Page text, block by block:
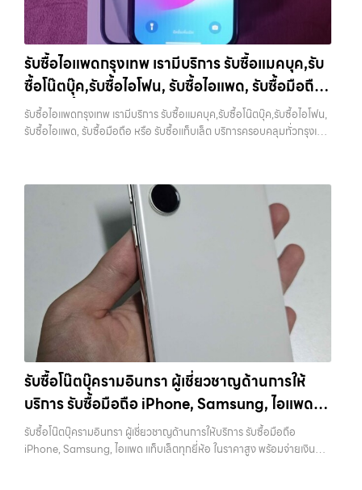
บางแค, วัชรพล, รามอินทรา, บางนา, บางพลี, เกษตรนวมินทร์, เสนานิคม,
วังหิน อย่างเต็มที่ ไม่ว่าคุณจะค้นหาคำว่า “รับซื้อมือถือใกล้ฉัน”, “รับซื้อ
โทรศัพท์มือสองกรุงเทพ”, “ขาย iPad ได้ราคา”, “รับซื้อแท็บเล็ต กรุงเทพ
ถึงที่”, หรือ “รับซื้อ Samsung มือสอง ราคาสูง” — ที่นี่คือคำตอบ เพราะ
บริการของเรามุ่งตรงให้คุณได้รับราคาและความสะดวกสบายที่เหนือกว่า
เลือกเราแล้วคุณจะได้บริการที่คุณไว้วางใจ พร้อมทีมงานที่พร้อมอำนวย
ความสะดวก นัดรับถึงที่ ตรวจสภาพอย่างมืออาชีพ และจ่ายเงินทันที
ทั้งหมดนี้เพื่อให้การขายอุปกรณ์ของคุณเป็นเรื่องง่ายขึ้น ดีกว่า รวดเร็วกว่า
ทันที โดยเน้นบริการในพื้นที่ ลาดพร้าว, รัชดา, บางรัก, แจ้งวัฒนะ, บางแค,
วัชรพล, รามอินทรา, รวมถึง บางนา, บางพลี, เกษตรนวมินทร์, เสนานิคม,
วังหินไม่ว่าคุณจะต้องการ รับซื้อโทรศัพท์, รับซื้อแมคบุค, รับซื้อโน๊ตบุ๊ค, รับ
ซื้อแท็บเล็ต, หรือบริการอื่นๆ เกี่ยวกับสินค้าไอที กรุงเทพฯ – เราพร้อมให้
บริการครบวงจร บริการของเรา เราให้บริการแบบครบวงจรสำหรับลูกค้าที่
ต้องการขายอุปกรณ์ไอที ไม่ว่าจะเป็น:…
ครอบคลุมพื้นที่ ลาดพร้าว, รัชดา, บางรัก, แจ้งวัฒนะ, บางแค, วัชรพล,
รามอินทรา และเขตกรุงเทพฯ ใกล้ “ใกล้ ฉัน” ที่สุด ในยุคที่สมาร์ทโฟน
แท็บเล็ต และอุปกรณ์ไอทีใหม่ๆ เปลี่ยนรุ่นกันแทบทุกช่วงเวลา อุปกรณ์ที่คุณ
ใช้แล้วอาจกลายเป็นของที่ไม่ได้ใช้งานอยู่เฉยๆ เว็บไซต์ของเราจึงเกิดขึ้นเพื่อ
เป็นทางเลือกให้คุณสามารถเปลี่ยนอุปกรณ์ที่ไม่ใช้แล้วให้กลายเป็นเงินสดได้
ทันที ด้วยบริการ รับซื้อไอโฟน, รับซื้อไอแพด, รับซื้อมือถือ, รับซื้อโทรศัพท์,
รับซื้อโน๊ตบุ๊ค, รับซื้อแท็บเล็ต, รับซื้อสินค้าไอทีกรุงเทพมหานคร อย่างครบ
วงจร ไม่ว่าคุณจะอยู่โซนเมืองหรือเขตชานเมือง เรามีทีมงานพร้อมให้บริการ
ทรัพย์สินที่มีมูลค่า คุณอาจต้องการเปลี่ยนรุ่น หรือต้องการเงินด่วน เราจึง
มอบบริการประเมินสภาพเครื่อง ฟรี ปราบปรามความยุ่งยากทั้งหลาย โดย
เน้น โปร่งใส มั่นใจได้ และจ่ายเงินทันทีเมื่อตกลงซื้อขายสำเร็จ บริการของเรา
ครอบคลุมทั้ง iPhone สายใหม่-เก่า, Samsung ทุกรุ่น, iPad และแท็บเล็ต
ทุกแบรนด์ เรารับถึงแม้จะอยู่ในสภาพใช้งานแล้ว ตกแต่งแล้ว หรือมีรอยบ้าง
เพราะมูลค่าของเครื่องไม่ได้ขึ้นอยู่แค่ยี่ห้อ แต่ขึ้นอยู่กับสภาพจริง ความครบ
ชุด และความสะดวกในการขายของคุณ เราจึงตั้งใจให้บริการในเขต
ลาดพร้าว, รัชดา, บางรัก, แจ้งวัฒนะ, บางแค, วัชรพล, รามอินทรา, บางนา,
บางพลี, เกษตรนวมินทร์, เสนานิคม, วังหิน อย่างเต็มที่ ไม่ว่าคุณจะค้นหาคำ
ว่า “รับซื้อมือถือใกล้ฉัน”, “รับซื้อโทรศัพท์มือสองกรุงเทพ”, “ขาย iPad ได้
ราคา”, “รับซื้อแท็บเล็ต กรุงเทพถึงที่”, หรือ “รับซื้อ Samsung มือสอง
ราคาสูง” — ที่นี่คือคำตอบ เพราะบริการของเรามุ่งตรงให้คุณได้รับราคาและ
ความสะดวกสบายที่เหนือกว่า เลือกเราแล้วคุณจะได้บริการที่คุณไว้วางใจ
พร้อมทีมงานที่พร้อมอำนวยความสะดวก นัดรับถึงที่ ตรวจสภาพอย่างมือ
อาชีพ และจ่ายเงินทันที ทั้งหมดนี้เพื่อให้การขายอุปกรณ์ของคุณเป็นเรื่อง
ง่ายขึ้น ดีกว่า รวดเร็วกว่า และคุ้มค่ากว่า ทำไมต้องเลือกเรา ผู้เชี่ยวชาญด้าน
การให้บริการ รับซื้อมือถือ iPhone, Samsung, ไอแพด แท็บเล็ตทุกยี่ห้อ ใน
รับซื้อไอแพดกรุงเทพ เรามีบริการ รับซื้อแมคบุค,รับ
ซื้อโน๊ตบุ๊ค,รับซื้อไอโฟน, รับซื้อไอแพด, รับซื้อมือถือ
หรือ รับซื้อแท็บเล็ต บริการครอบคลุมทั่วกรุงเทพ
และพื้นที่ใกล้เคียง
รับซื้อไอแพดกรุงเทพ เรามีบริการ รับซื้อแมคบุค,รับซื้อโน๊ตบุ๊ค,รับซื้อไอโฟน,
รับซื้อไอแพด, รับซื้อมือถือ หรือ รับซื้อแท็บเล็ต บริการครอบคลุมทั่วกรุงเทพ
ดา บางรัก แจ้งวัฒนะ บางแค วัชรพล รามอินทรา รับซื้อไอแพดกรุงเทพ —
เรามีบริการ รับซื้อแมคบุค,รับซื้อโน๊ตบุ๊ค,รับซื้อไอโฟน, รับซื้อไอแพด, รับซื้อ
มือถือ หรือ รับซื้อแท็บเล็ต บริการครอบคลุมทั่วกรุงเทพ และพื้นที่ใกล้เคียง
รับซื้อไอแพดกรุงเทพ เรามีบริการ รับซื้อแมคบุค,รับซื้อโน๊ตบุ๊ค,รับซื้อไอโฟน,
รับซื้อไอแพด, รับซื้อมือถือ หรือ รับซื้อแท็บเล็ต บริการครอบคลุมทั่ว
กรุงเทพ… รับซื้อไอแพดกรุงเทพ รับซื้อ iPad และแท็บเล็ตทุกแบรนด์ ทุก
สภาพ — ขอขายง่าย ได้เงินเร็ว ประสบการณ์เหนือระดับกับการ รับซื้อไอ
โฟน, รับซื้อไอแพด, รับซื้อมือถือ ยินดีต้อนรับสู่ “รับซื้อขายมือถือ.com”
เว็บไซต์ที่คุณไว้วางใจได้ สำหรับบริการ รับซื้อ มือถือ iPhone, Samsung,
iPad, แท็บเล็ต ทุกยี่ห้อ ให้ราคาสูง พร้อมจ่ายเงินทันที ครอบคลุมพื้นที่
ลาดพร้าว, รัชดา, บางรัก, แจ้งวัฒนะ, บางแค, วัชรพล, รามอินทรา และเขต
กรุงเทพฯ ใกล้ “ใกล้ ฉัน” ที่สุด ในยุคที่สมาร์ทโฟน แท็บเล็ต และอุปกรณ์ไอที
ใหม่ๆ เปลี่ยนรุ่นกันแทบทุกช่วงเวลา อุปกรณ์ที่คุณใช้แล้วอาจกลายเป็นของ
ที่ไม่ได้ใช้งานอยู่เฉยๆ เว็บไซต์ของเราจึงเกิดขึ้นเพื่อเป็นทางเลือกให้คุณ
สามารถเปลี่ยนอุปกรณ์ที่ไม่ใช้แล้วให้กลายเป็นเงินสดได้ทันที ด้วยบริการ รับ
ซื้อไอโฟน, รับซื้อไอแพด, รับซื้อมือถือ, รับซื้อโทรศัพท์, รับซื้อโน๊ตบุ๊ค, รับซื้อ
แท็บเล็ต, รับซื้อสินค้าไอทีกรุงเทพมหานคร อย่างครบวงจร ไม่ว่าคุณจะอยู่
รับซื้อโน๊ตบุ๊ครามอินทรา ผู้เชี่ยวชาญด้านการให้
บริการ รับซื้อมือถือ iPhone, Samsung, ไอแพด
แท็บเล็ตทุกยี่ห้อ ในราคาสูง พร้อมจ่ายเงินทันที
รับซื้อโน๊ตบุ๊ครามอินทรา ผู้เชี่ยวชาญด้านการให้บริการ รับซื้อมือถือ
iPhone, Samsung, ไอแพด แท็บเล็ตทุกยี่ห้อ ในราคาสูง พร้อมจ่ายเงิน